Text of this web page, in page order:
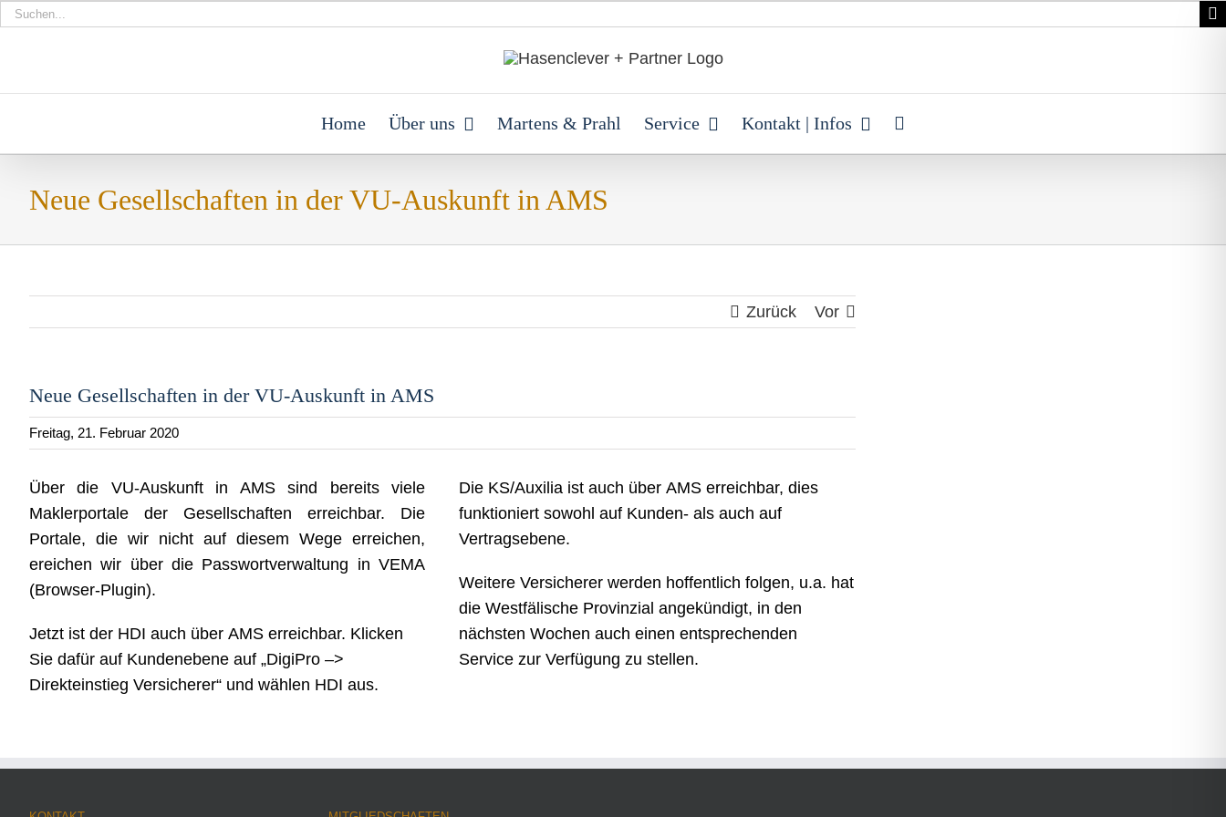
Suche
springen
Home Über uns Martens & Prahl Service Kontakt | Infos
Neue Gesellschaften in der VU-Auskunft in AMS
Zurück Vor
Neue Gesellschaften in der VU-Auskunft in AMS
Freitag, 21. Februar 2020
Über die VU-Auskunft in AMS sind bereits viele
Maklerportale der Gesellschaften erreichbar. Die
Portale, die wir nicht auf diesem Wege erreichen,
ereichen wir über die Passwortverwaltung in VEMA
(Browser-Plugin).
Jetzt ist der HDI auch über AMS erreichbar. Klicken
Sie dafür auf Kundenebene auf „DigiPro –>
Direkteinstieg Versicherer“ und wählen HDI aus.
Die KS/Auxilia ist auch über AMS erreichbar, dies
funktioniert sowohl auf Kunden- als auch auf
Vertragsebene.
Weitere Versicherer werden hoffentlich folgen, u.a. hat
die Westfälische Provinzial angekündigt, in den
nächsten Wochen auch einen entsprechenden
Service zur Verfügung zu stellen.